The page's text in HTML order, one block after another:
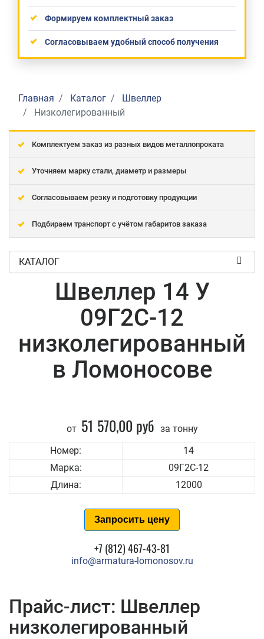
Формируем комплектный заказ
Согласовываем удобный способ получения
Главная Каталог
Швеллер
Низколегированный
Комплектуем заказ из разных видов металлопроката
Уточняем марку стали, диаметр и размеры
Согласовываем резку и подготовку продукции
Подбираем транспорт с учётом габаритов заказа
КАТАЛОГ
Швеллер 14 У
09Г2С-12
низколегированный
в Ломоносове
от 51 570,00 руб за тонну
Номер:
14
Марка:
09Г2С-12
Длина:
12000
Запросить цену
+7 (812) 467-43-81
info@armatura-lomonosov.ru
Прайс-лист: Швеллер
низколегированный